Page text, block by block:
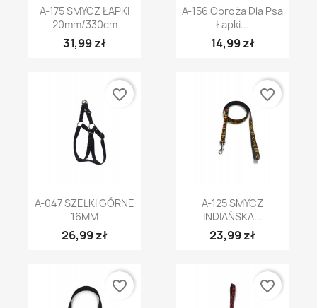
A-175 SMYCZ ŁAPKI
20mm/330cm
31,99 zł
A-156 Obroża Dla Psa
Łapki...
14,99 zł
A-047 SZELKI GÓRNE
16MM
26,99 zł
favorite_border
A-125 SMYCZ
INDIAŃSKA...
23,99 zł
favorite_border
favorite_border favorite_border